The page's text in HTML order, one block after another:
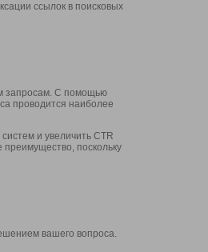
ссылок в поисковых
запросам. С помощью
проводится наиболее
и увеличить CTR
преимущество, поскольку
вашего вопроса.